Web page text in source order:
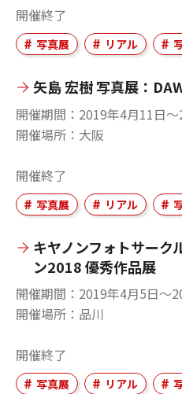
開催終了
写真展 リアル
矢島 宏樹 写真展：
開催期間
2019年4月11日
開催場所
大阪
開催終了
写真展 リアル
キヤノンフォトサーク
ン2018 優秀作品展
開催期間
2019年4月5日〜
開催場所
品川
開催終了
写真展 リアル